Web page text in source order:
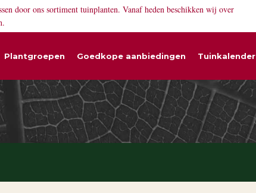
door ons sortiment tuinplanten. Vanaf heden beschikken wij over
Plantgroepen Goedkope aanbiedingen Tuinkalender